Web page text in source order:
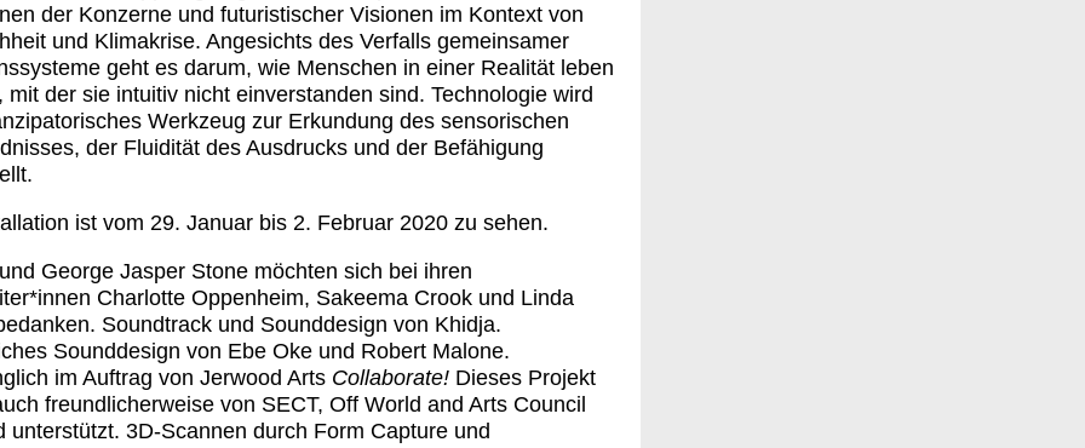
der Konzerne und futuristischer Visionen im Kontext von
und Klimakrise. Angesichts des Verfalls gemeinsamer
geht es darum, wie Menschen in einer Realität leben
mit der sie intuitiv nicht einverstanden sind. Technologie wird
Werkzeug zur Erkundung des sensorischen
der Fluidität des Ausdrucks und der Befähigung
ist vom 29. Januar bis 2. Februar 2020 zu sehen.
George Jasper Stone möchten sich bei ihren
Charlotte Oppenheim, Sakeema Crook und Linda
Soundtrack und Sounddesign von Khidja.
Sounddesign von Ebe Oke und Robert Malone.
im Auftrag von Jerwood Arts Collaborate! Dieses Projekt
freundlicherweise von SECT, Off World and Arts Council
unterstützt. 3D-Scannen durch Form Capture und